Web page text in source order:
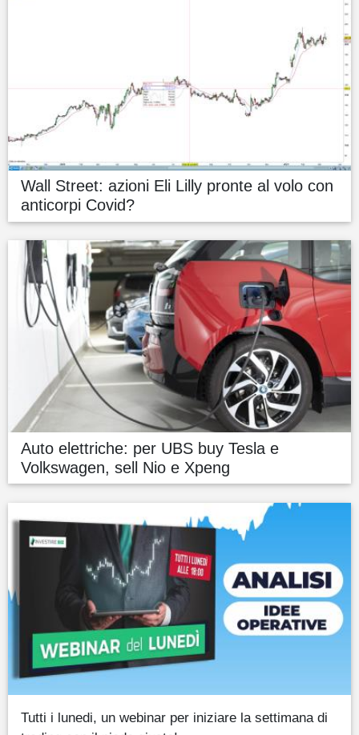
Wall Street: azioni Eli Lilly pronte al volo con
anticorpi Covid?
Auto elettriche: per UBS buy Tesla e
Volkswagen, sell Nio e Xpeng
Tutti i lunedi, un webinar per iniziare la settimana di